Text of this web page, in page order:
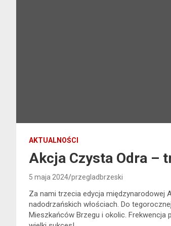
AKTUALNOŚCI
Akcja Czysta Odra –
5 maja 2024 przegladbrzeski
Za nami trzecia edycja międzynarodowej
nadodrzańskich włościach. Do
Mieszkańców Brzegu i okolic. Frekwencja